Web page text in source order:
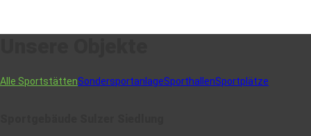
Alle SportstättenSondersportanlageSporthallenSportplätze